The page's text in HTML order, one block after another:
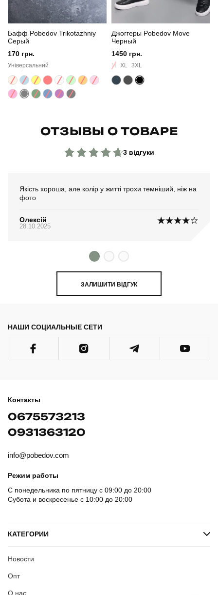
Бафф Pobedov Trikotazhniy
Серый
170 грн.
Універсальний
Джоггеры Pobedov Move
Черный
1450 грн.
M XL 3XL
ОТЗЫВЫ О ТОВАРЕ
3 відгуки
Якість хороша, але колір у житті трохи темніший, ніж на
фото
Олексій
28.10.2025
ЗАЛИШИТИ ВІДГУК
НАШИ СОЦИАЛЬНЫЕ СЕТИ
Контакты
0675573213
0931363120
info@pobedov.com
Режим работы
С понедельника по пятницу с 09:00 до 20:00
Субота и воскресенье с 10:00 до 20:00
КАТЕГОРИИ
Новости
Опт
О нас